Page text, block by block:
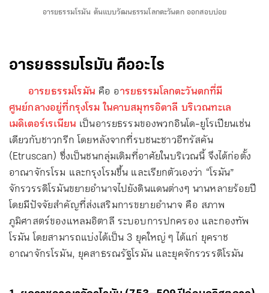
อารยธรรมโรมัน ต้นแบบวัฒนธรรมโลกตะวันตก ออกสอบบ่อย
อารยธรรมโรมัน คืออะไร
อารยธรรมโรมัน คือ อารยธรรมโลกตะวันตกที่มี
ศูนย์กลางอยู่ที่กรุงโรม ในคาบสมุทรอิตาลี บริเวณทะเล
เมดิเตอร์เรเนียน เป็นอารยธรรมของพวกอินโด-ยูโรเปียนเช่น
เดียวกับชาวกรีก โดยหลังจากที่รบชนะชาวอีทรัสคัน
(Etruscan) ซึ่งเป็นชนกลุ่มเดิมที่อาศัยในบริเวณนี้ จึงได้ก่อตั้ง
อาณาจักรโรม และกรุงโรมขึ้น และเรียกตัวเองว่า “โรมัน”
จักรวรรดิโรมันขยายอำนาจไปยังดินแดนต่างๆ นานหลายร้อยปี
โดยมีปัจจัยสำคัญที่ส่งเสริมการขยายอำนาจ คือ สภาพ
ภูมิศาสตร์ของแหลมอิตาลี ระบอบการปกครอง และกองทัพ
โรมัน โดยสามารถแบ่งได้เป็น 3 ยุคใหญ่ ๆ ได้แก่ ยุคราช
อาณาจักรโรมัน, ยุคสาธรณรัฐโรมัน และยุคจักรวรรดิโรมัน